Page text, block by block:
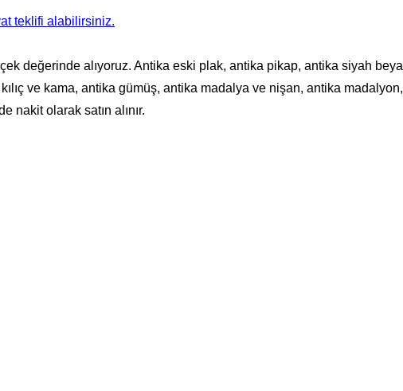
teklifi alabilirsiniz.
değerinde alıyoruz. Antika eski plak, antika pikap, antika siyah
ve kama, antika gümüş, antika madalya ve nişan, antika
nakit olarak satın alınır.